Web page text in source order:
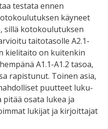
testata ennen
käyneet
sillä kotokoulutuksen
taitotasolle A2.1-
kielitaito on kuitenkin
A1.1-A1.2 tasoa,
rapistunut. Toinen asia,
puutteet luku-
osata lukea ja
lukijat ja kirjoittajat